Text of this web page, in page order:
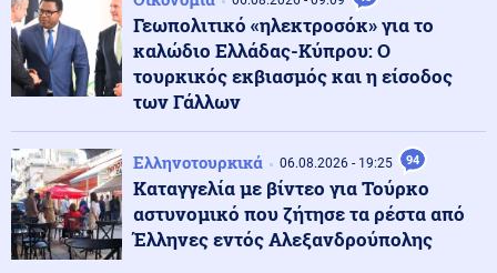
Στο 28% ανέβηκε, βυθίζεται η δημοτικότητα του Μερτς
Κόσμος 06.08.2026 - 23:07
Ξεκινά δελτίο νερού στο Πουέρτο Ρίκο λόγω της
ξηρασίας
Κοινωνία 06.08.2026 - 23:06
Διατάχθηκε ΕΔΕ για τους αστυνομικούς που
εμπλέκονται στην υπόθεση της 75χρονης στα Χανιά
Γεωπολιτικό «ηλεκτροσόκ» για το
καλώδιο Ελλάδας-Κύπρου: Ο
τουρκικός εκβιασμός και η είσοδος
των Γάλλων
Ελληνοτουρκικά 06.08.2026 - 19:25 94
Καταγγελία με βίντεο για Τούρκο
αστυνομικό που ζήτησε τα ρέστα από
Έλληνες εντός Αλεξανδρούπολης